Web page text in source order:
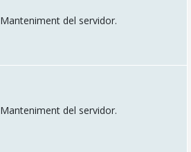
Manteniment del servidor.
Manteniment del servidor.